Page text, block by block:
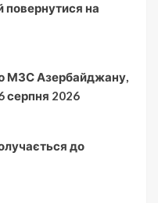
повернутися на
МЗС Азербайджану,
серпня 2026
до